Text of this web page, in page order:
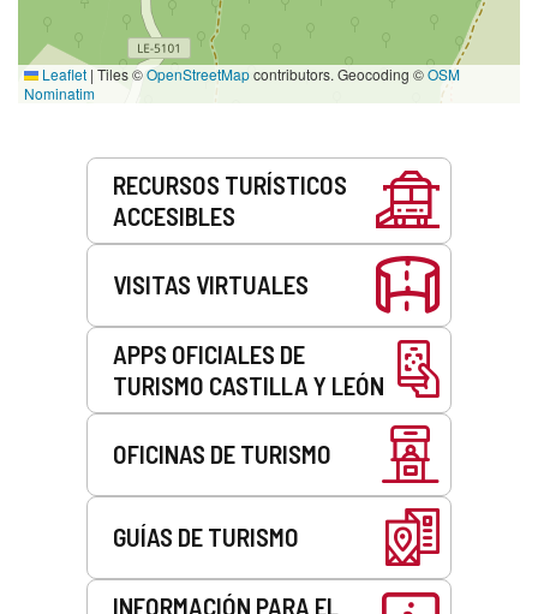
Leaflet | Tiles ©OpenStreetMapcontributors. Geocoding ©OSM
Nominatim
RECURSOS TURÍSTICOS
ACCESIBLES
VISITAS VIRTUALES
APPS OFICIALES DE
TURISMO CASTILLA Y LEÓN
OFICINAS DE TURISMO
GUÍAS DE TURISMO
INFORMACIÓN PARA EL